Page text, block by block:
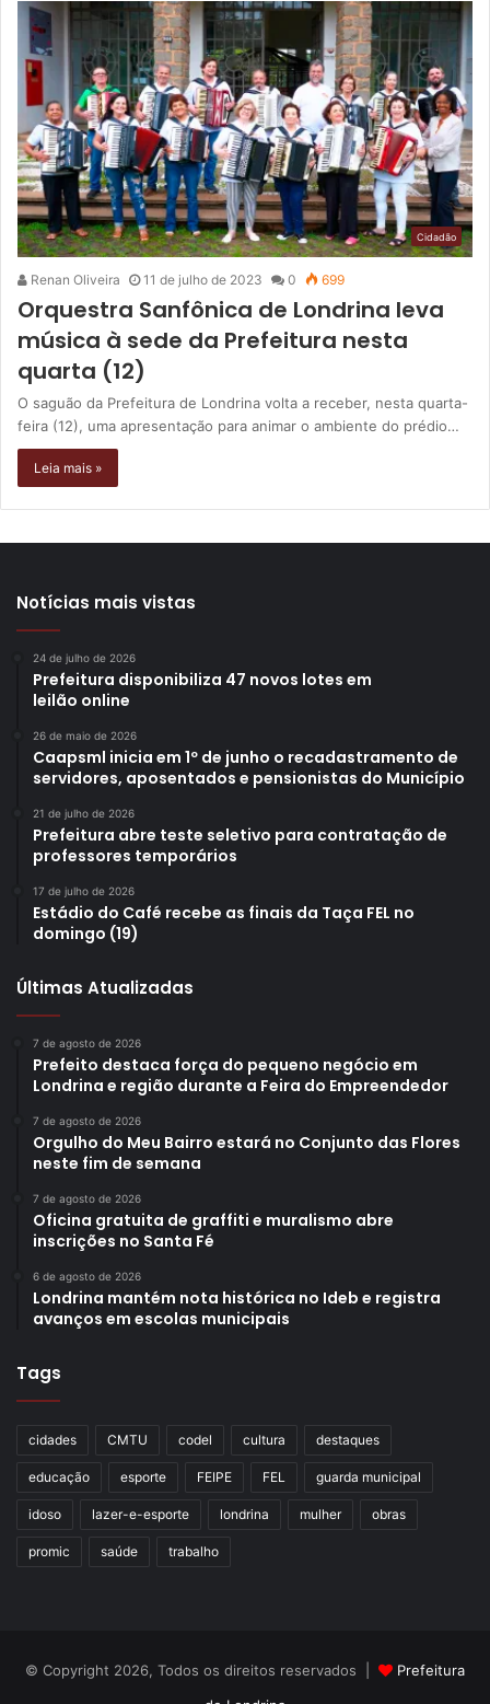
Cidadão
Renan Oliveira 11 de julho de 2023 0 699
Orquestra Sanfônica de Londrina leva
música à sede da Prefeitura nesta
quarta (12)
O saguão da Prefeitura de Londrina volta a receber, nesta quarta-
feira (12), uma apresentação para animar o ambiente do prédio…
Leia mais »
Notícias mais vistas
24 de julho de 2026
Prefeitura disponibiliza 47 novos lotes em
leilão online
26 de maio de 2026
Caapsml inicia em 1º de junho o recadastramento de
servidores, aposentados e pensionistas do Município
21 de julho de 2026
Prefeitura abre teste seletivo para contratação de
professores temporários
17 de julho de 2026
Estádio do Café recebe as finais da Taça FEL no
domingo (19)
Últimas Atualizadas
7 de agosto de 2026
Prefeito destaca força do pequeno negócio em
Londrina e região durante a Feira do Empreendedor
7 de agosto de 2026
Orgulho do Meu Bairro estará no Conjunto das Flores
neste fim de semana
7 de agosto de 2026
Oficina gratuita de graffiti e muralismo abre
inscrições no Santa Fé
6 de agosto de 2026
Londrina mantém nota histórica no Ideb e registra
avanços em escolas municipais
Tags
cidades CMTU codel cultura destaques
educação esporte FEIPE FEL guarda municipal
idoso lazer-e-esporte londrina mulher obras
promic saúde trabalho
© Copyright 2026, Todos os direitos reservados |
Prefeitura